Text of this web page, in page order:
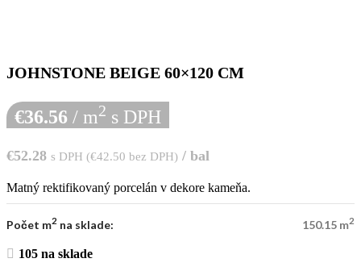
JOHNSTONE BEIGE 60×120 CM
€36.56 / m2 s DPH
€52.28 s DPH (€42.50 bez DPH) / bal
Matný rektifikovaný porcelán v dekore kameňa.
Počet m2 na sklade: 150.15 m2
105 na sklade